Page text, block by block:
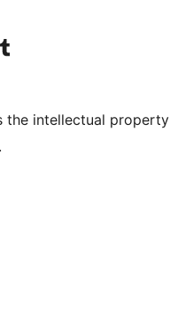
kanał YouTube
Odwiedź naszego Tumblra
the intellectual property